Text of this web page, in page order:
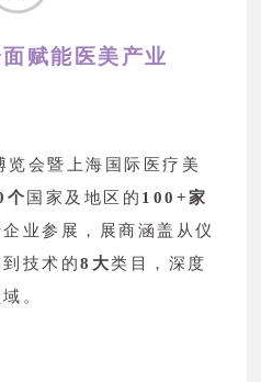
赋能医美产业
会暨上海国际医疗美
个 国家及地区的 100+家
业参展，展商涵盖从仪
技术的8大类目，深度
。